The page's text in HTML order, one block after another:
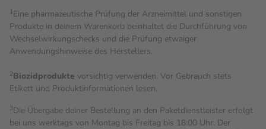
1Eine pharmazeutische Prüfung der Arzneimittel und sonstigen
Produkte in deinem Warenkorb beinhaltet die Durchführung von
Wechselwirkungschecks und die Prüfung etwaiger
Anwendungshinweise des Herstellers.
2Biozidprodukte vorsichtig verwenden. Vor Gebrauch stets
Etikett und Produktinformationen lesen.
3Die Übergabe deiner Bestellung an den Paketdienstleister erfolgt
bei uns werktags von Montag bis Freitag bis 18:00 Uhr. Der